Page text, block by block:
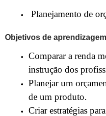
Planejamento de
Objetivos de aprendizagem
Comparar a renda
instrução dos
Planejar um
de um produto.
Criar estratégias